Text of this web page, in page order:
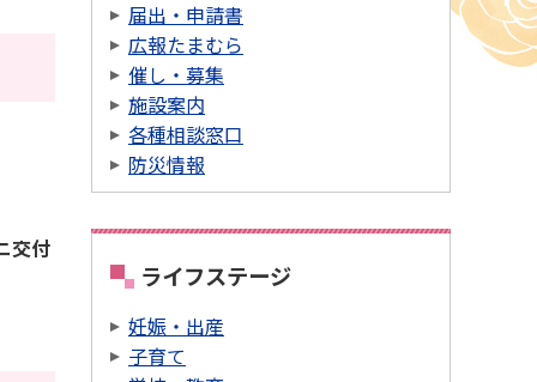
交付
届出・申請書
広報たまむら
催し・募集
施設案内
各種相談窓口
防災情報
ライフステージ
妊娠・出産
子育て